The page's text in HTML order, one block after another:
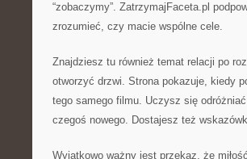
“zobaczymy”. ZatrzymajFaceta.pl
zrozumieć, czy macie wspólne cele.
Znajdziesz tu również temat relacji po
otworzyć drzwi. Strona pokazuje, kiedy
tego samego filmu. Uczysz się
czegoś nowego. Dostajesz też
Wyjątkowo ważny jest przekaz, że